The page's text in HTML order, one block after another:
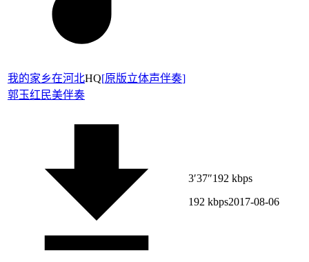
我的家乡在河北HQ[原版立体声伴奏]
郭玉红 民美伴奏
3′37″192 kbps
192 kbps2017-08-06